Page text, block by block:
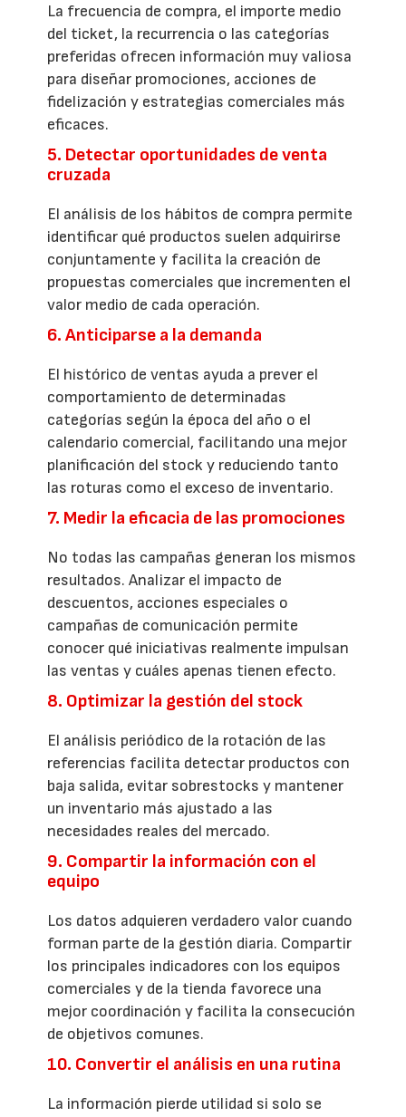
La frecuencia de compra, el importe medio
del ticket, la recurrencia o las categorías
preferidas ofrecen información muy valiosa
para diseñar promociones, acciones de
fidelización y estrategias comerciales más
eficaces.
5. Detectar oportunidades de venta
cruzada
El análisis de los hábitos de compra permite
identificar qué productos suelen adquirirse
conjuntamente y facilita la creación de
propuestas comerciales que incrementen el
valor medio de cada operación.
6. Anticiparse a la demanda
El histórico de ventas ayuda a prever el
comportamiento de determinadas
categorías según la época del año o el
calendario comercial, facilitando una mejor
planificación del stock y reduciendo tanto
las roturas como el exceso de inventario.
7. Medir la eficacia de las promociones
No todas las campañas generan los mismos
resultados. Analizar el impacto de
descuentos, acciones especiales o
campañas de comunicación permite
conocer qué iniciativas realmente impulsan
las ventas y cuáles apenas tienen efecto.
8. Optimizar la gestión del stock
El análisis periódico de la rotación de las
referencias facilita detectar productos con
baja salida, evitar sobrestocks y mantener
un inventario más ajustado a las
necesidades reales del mercado.
9. Compartir la información con el
equipo
Los datos adquieren verdadero valor cuando
forman parte de la gestión diaria. Compartir
los principales indicadores con los equipos
comerciales y de la tienda favorece una
mejor coordinación y facilita la consecución
de objetivos comunes.
10. Convertir el análisis en una rutina
La información pierde utilidad si solo se